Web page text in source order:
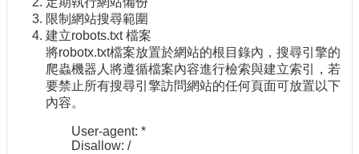
限制網站搜尋範圍
建立robots.txt 檔案
將robotx.txt檔案放置於網站的根目錄內，搜尋引擎的
爬蟲機器人將遵循檔案內容進行檢索與建立索引，若
要禁止所有搜尋引擎訪問網站的任何頁面可放置以下
內容。
User-agent: *
Disallow: /